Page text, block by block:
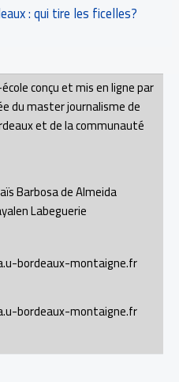
: qui tire les ficelles?
conçu et mis en ligne par
du master journalisme de
et de la communauté
Barbosa de Almeida
Labeguerie
bordeaux-montaigne.fr
bordeaux-montaigne.fr